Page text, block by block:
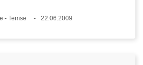
- Temse
22.06.2009